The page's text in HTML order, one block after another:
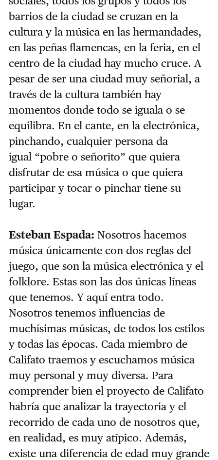
barrios de la ciudad se cruzan en la
cultura y la música en las hermandades,
en las peñas flamencas, en la feria, en el
centro de la ciudad hay mucho cruce. A
pesar de ser una ciudad muy señorial, a
través de la cultura también hay
momentos donde todo se iguala o se
equilibra. En el cante, en la electrónica,
pinchando, cualquier persona da
igual “pobre o señorito” que quiera
disfrutar de esa música o que quiera
participar y tocar o pinchar tiene su
lugar.
Esteban Espada: Nosotros hacemos
música únicamente con dos reglas del
juego, que son la música electrónica y el
folklore. Estas son las dos únicas líneas
que tenemos. Y aquí entra todo.
Nosotros tenemos influencias de
muchísimas músicas, de todos los estilos
y todas las épocas. Cada miembro de
Califato traemos y escuchamos música
muy personal y muy diversa. Para
comprender bien el proyecto de Califato
habría que analizar la trayectoria y el
recorrido de cada uno de nosotros que,
en realidad, es muy atípico. Además,
existe una diferencia de edad muy grande